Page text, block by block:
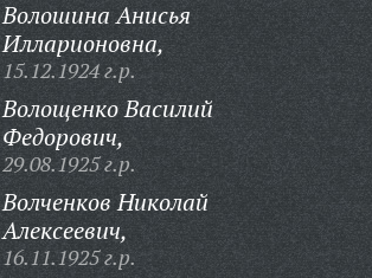
Волошина Анисья
Илларионовна,
15.12.1924 г.р.
Волощенко Василий
Федорович,
29.08.1925 г.р.
Волченков Николай
Алексеевич,
16.11.1925 г.р.